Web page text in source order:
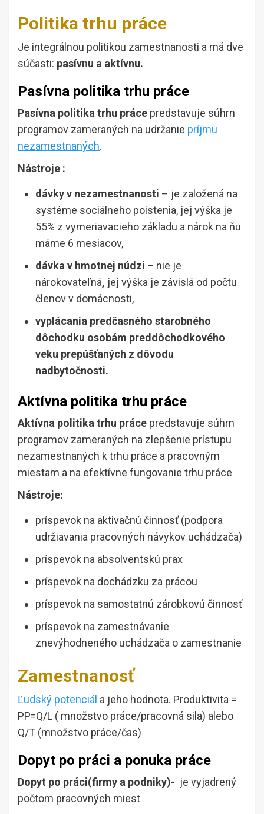
Politika trhu práce
Je integrálnou politikou zamestnanosti a má dve
súčasti: pasívnu a aktívnu.
Pasívna politika trhu práce
Pasívna politika trhu práce predstavuje súhrn
programov zameraných na udržanie príjmu
nezamestnaných.
Nástroje :
dávky v nezamestnanosti – je založená na
systéme sociálneho poistenia, jej výška je
55% z vymeriavacieho základu a nárok na ňu
máme 6 mesiacov,
dávka v hmotnej núdzi – nie je
nárokovateľná, jej výška je závislá od počtu
členov v domácnosti,
vyplácania predčasného starobného
dôchodku osobám preddôchodkového
veku prepúšťaných z dôvodu
nadbytočnosti.
Aktívna politika trhu práce
Aktívna politika trhu práce predstavuje súhrn
programov zameraných na zlepšenie prístupu
nezamestnaných k trhu práce a pracovným
miestam a na efektívne fungovanie trhu práce
Nástroje:
príspevok na aktivačnú činnosť (podpora
udržiavania pracovných návykov uchádzača)
príspevok na absolventskú prax
príspevok na dochádzku za prácou
príspevok na samostatnú zárobkovú činnosť
príspevok na zamestnávanie
znevýhodneného uchádzača o zamestnanie
Zamestnanosť
Ľudský potenciál a jeho hodnota. Produktivita =
PP=Q/L ( množstvo práce/pracovná sila) alebo
Q/T (množstvo práce/čas)
Dopyt po práci a ponuka práce
Dopyt po práci(firmy a podniky)- je vyjadrený
počtom pracovných miest